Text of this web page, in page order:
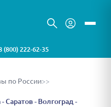
(800) 222-62-35
по России>>
Саратов - Волгоград -